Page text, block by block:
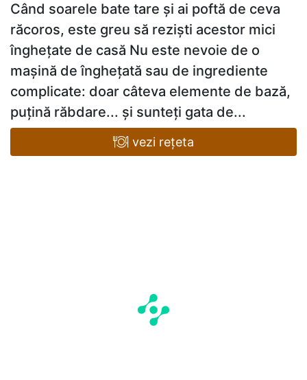
Când soarele bate tare și ai poftă de ceva
răcoros, este greu să reziști acestor mici
înghețate de casă Nu este nevoie de o
mașină de înghețată sau de ingrediente
complicate: doar câteva elemente de bază,
puțină răbdare... și sunteți gata de...
vezi rețeta